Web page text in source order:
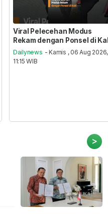
Viral Pelecehan Modus
Rekam dengan Ponsel di
Dailynews - Kamis , 06 Aug 2026,
11:15 WIB
>